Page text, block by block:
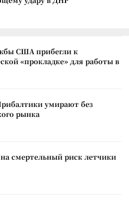
США прибегли к
«прокладке» для работы в
умирают без
рынка
смертельный риск летчики